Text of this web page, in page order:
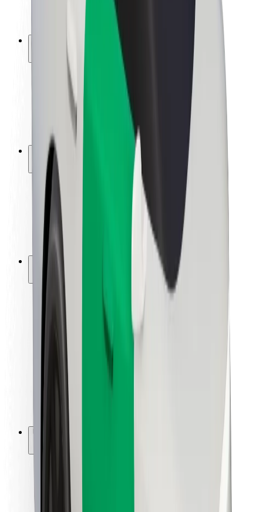
ურბანული ფონდი
უსაფრთხოება
მგზავრების უსაფრთხოება
მძღოლების უსაფრთხოება
სკუტერის უსაფრთხოება
უსაფრთხოება
ქალაქები
ლოკაციები
ქალაქი უკეთესობისკენ
აეროპორტები
Bolt-ის დასატენი სადგური
მხარდაჭერა
მგზავრებისთვის
მძღოლებისთვის
კურიერებისთვის
Bolt Food
ავტოპარკის მფლობელებისთვის
რესტორნებისთვის
Bolt for Business
სხვა
მომწოდებლები
წესები და პირობები
Cookies